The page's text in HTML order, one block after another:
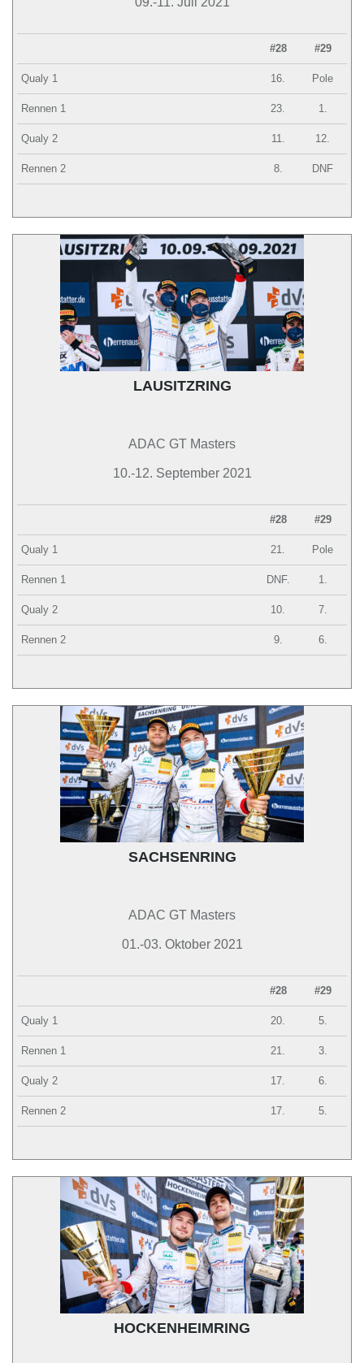
#28 #29
Qualy 1 16. Pole
Rennen 1 23. 1.
Qualy 2 11. 12.
Rennen 2 8. DNF
LAUSITZRING
ADAC GT Masters
10.-12. September 2021
#28 #29
Qualy 1 21. Pole
Rennen 1 DNF. 1.
Qualy 2 10. 7.
Rennen 2 9. 6.
SACHSENRING
ADAC GT Masters
01.-03. Oktober 2021
#28 #29
Qualy 1 20. 5.
Rennen 1 21. 3.
Qualy 2 17. 6.
Rennen 2 17. 5.
HOCKENHEIMRING